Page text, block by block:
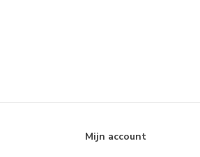
Mijn account